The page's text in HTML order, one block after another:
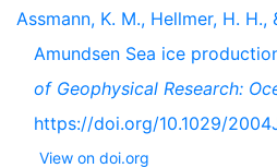
Assmann, K. M., Hellmer, H.
Amundsen Sea ice
of Geophysical Research:
https://doi.org/10.1029/
View on doi.org